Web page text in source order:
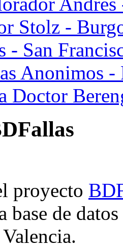
Stolz -
- San
Anonimos
Doctor
proyecto
base de